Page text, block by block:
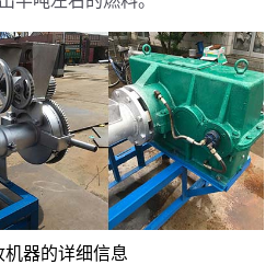
器的详细信息